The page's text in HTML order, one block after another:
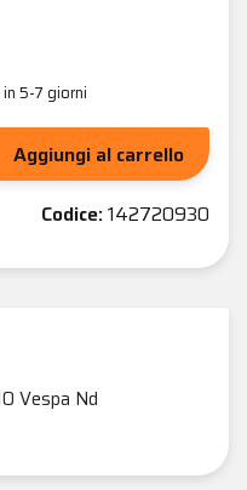
5-7 giorni
Aggiungi al carrello
Codice:142720930
Vespa Nd